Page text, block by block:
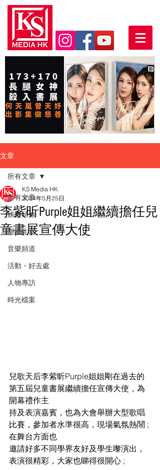
文章
所有文章
娛樂頭條
潮流生活
音樂頻道
活動・好去處
人物專訪
時光檔案
所有文章
李紫昕Purple姐姐繼續擔任兒
童書展宣傳大使
KS Media HK
2024年5月25日
兒歌天后李紫昕Purple姐姐剛在過去的
第五屆兒童書展繼續擔任宣傳大使，為
開幕禮作主
持及表演嘉賓，也為大會舉辦大型歌唱
比賽，參加者水準很高，現場氣氛熱鬧 ;
在舞台方面也
邀請好多不同學界友好及學生嚟演出，
表演很精彩，大家也睇得很開心 ;